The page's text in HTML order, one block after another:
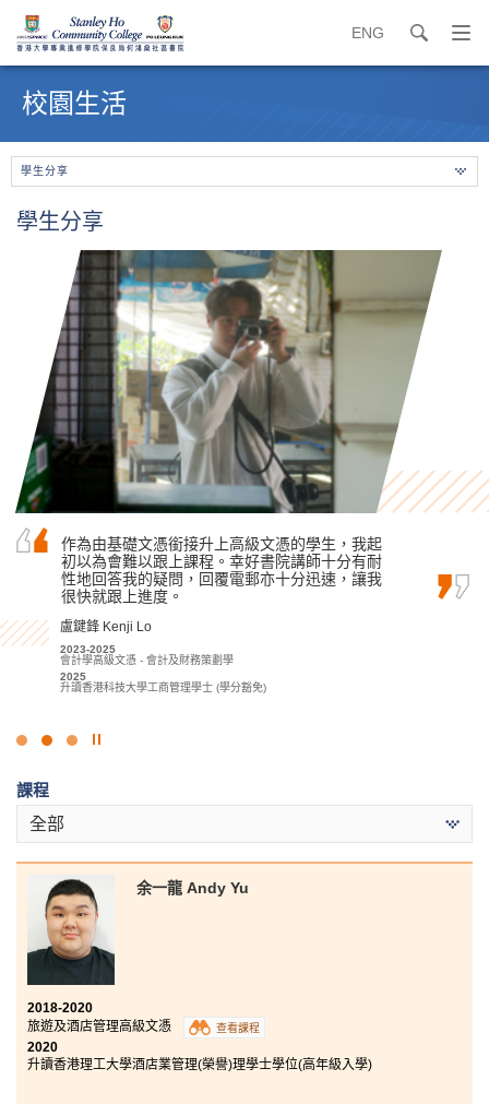
ENG search
打
開
始
校園生活
學生分享
學生分享
也許你未能在公開試取得滿意的成績入讀心儀的
大學，但千萬不要灰心氣餒，只要找到合適的學
習方法和明確的目標，堅持到底，定能達到理想
目標！
麥嘉曦 Mak Ka Hei
2022-2024
社康照顧高級文憑
2024
升讀香港城市大學社會科學學士 (社會工作)
作為由基礎文憑銜接升上高級文憑的學生，我起
初以為會難以跟上課程。幸好書院講師十分有耐
性地回答我的疑問，回覆電郵亦十分迅速，讓我
很快就跟上進度。
盧鍵鋒 Kenji Lo
2023-2025
會計學高級文憑 - 會計及財務策劃學
2025
升讀香港科技大學工商管理學士 (學分豁免)
書院的課程講師經常傳授他們在復康治療方面的
專業知識，他們的指導是我學習中最好的部分。
當我到醫療機構實習時，透過與資深的醫療專業
人員一同共事，我學懂如何與來自不同社會文化
背景和健康狀況的患者相處。
陳嘉希 Denise Chan
2022-2024
應用健康及康復護理高級文憑
2024
點
燈
課程
全部
余一龍 Andy Yu
2018-2020
旅遊及酒店管理高級文憑
查看課程
2020
升讀香港理工大學酒店業管理(榮譽)理學士學位(高年級入學)